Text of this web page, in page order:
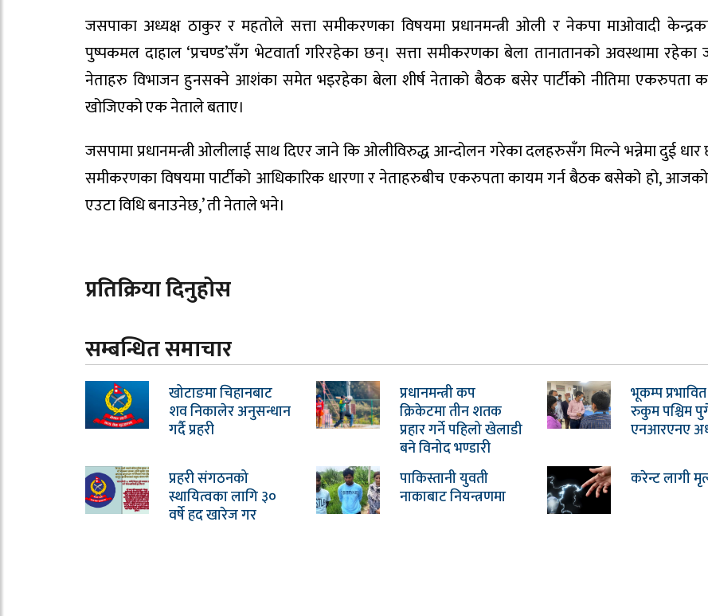
जसपाका अध्यक्ष ठाकुर र महतोले सत्ता समीकरणका विषयमा प्रधानमन्त्री ओली र नेकपा माओवादी
पुष्पकमल दाहाल ‘प्रचण्ड’सँग भेटवार्ता गरिरहेका छन्। सत्ता समीकरणका बेला तानातानको अवस्थामा
नेताहरु विभाजन हुनसक्ने आशंका समेत भइरहेका बेला शीर्ष नेताको बैठक बसेर पार्टीको नीतिमा एकरुपता
खोजिएको एक नेताले बताए।
जसपामा प्रधानमन्त्री ओलीलाई साथ दिएर जाने कि ओलीविरुद्ध आन्दोलन गरेका दलहरुसँग मिल्ने भन्नेमा दुई धार
समीकरणका विषयमा पार्टीको आधिकारिक धारणा र नेताहरुबीच एकरुपता कायम गर्न बैठक बसेको हो,
एउटा विधि बनाउनेछ,’ ती नेताले भने।
प्रतिक्रिया दिनुहोस
सम्बन्धित समाचार
खोटाङमा चिहानबाट
शव निकालेर अनुसन्धान
गर्दै प्रहरी
प्रधानमन्त्री कप
क्रिकेटमा तीन शतक
प्रहार गर्ने पहिलो खेलाडी
बने विनोद भण्डारी
भूकम्प प्रभावित
रुकुम पश्चिम
एनआरएनए
प्रहरी संगठनको
स्थायित्वका लागि ३०
वर्षे हद खारेज गर
पाकिस्तानी युवती
नाकाबाट नियन्त्रणमा
करेन्ट लागी